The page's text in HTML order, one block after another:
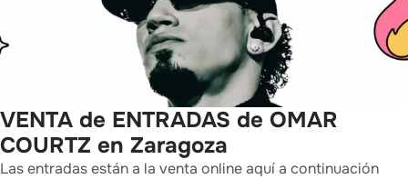
VENTA de ENTRADAS de OMAR
COURTZ en Zaragoza
Las entradas están a la venta online aquí a continuación